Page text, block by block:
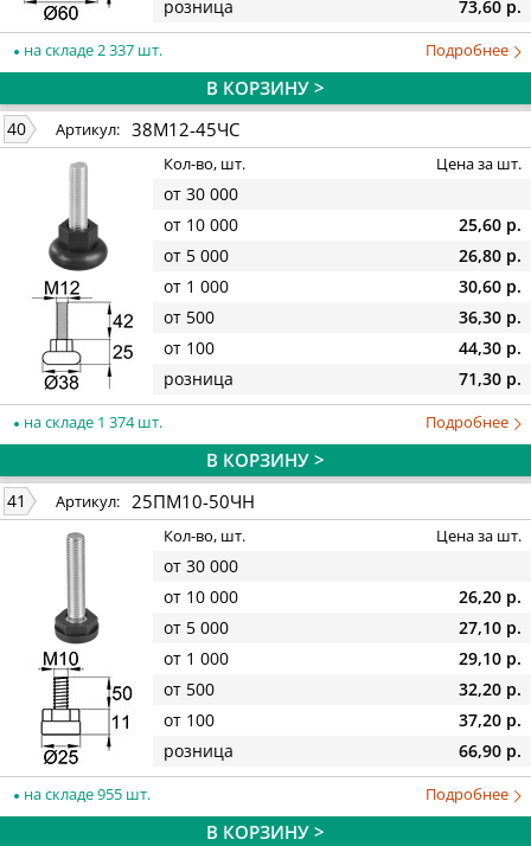
розница
73,60 р.
на складе 2 337 шт. Подробнее
В КОРЗИНУ >
40 Артикул: 38М12-45ЧС
Кол-во, шт. Цена за шт.
от 30 000
от 10 000
25,60 р.
от 5 000
26,80 р.
от 1 000
30,60 р.
от 500
36,30 р.
от 100
44,30 р.
розница
71,30 р.
на складе 1 374 шт. Подробнее
В КОРЗИНУ >
41 Артикул: 25ПМ10-50ЧН
Кол-во, шт. Цена за шт.
от 30 000
от 10 000
26,20 р.
от 5 000
27,10 р.
от 1 000
29,10 р.
от 500
32,20 р.
от 100
37,20 р.
розница
66,90 р.
на складе 955 шт. Подробнее
В КОРЗИНУ >